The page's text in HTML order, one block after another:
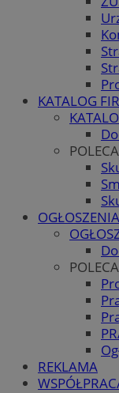
KATALOG
OGŁOSZENIA
REKLAMA